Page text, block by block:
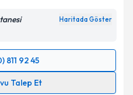
Haritada Göster
811 92 45
Talep Et